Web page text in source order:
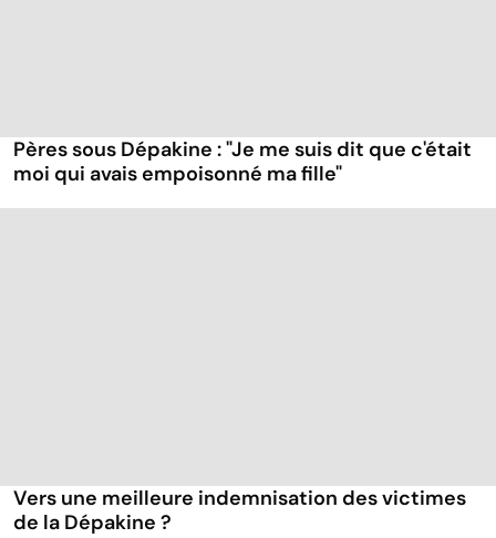
Pères sous Dépakine : "Je me suis dit que c'était
moi qui avais empoisonné ma fille"
Vers une meilleure indemnisation des victimes
de la Dépakine ?